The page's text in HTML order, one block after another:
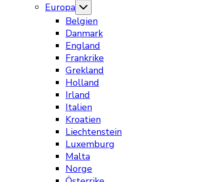
Europa
Belgien
Danmark
England
Frankrike
Grekland
Holland
Irland
Italien
Kroatien
Liechtenstein
Luxemburg
Malta
Norge